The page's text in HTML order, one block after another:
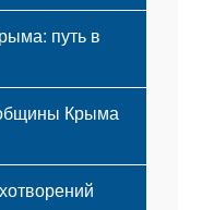
путь в
Крыма